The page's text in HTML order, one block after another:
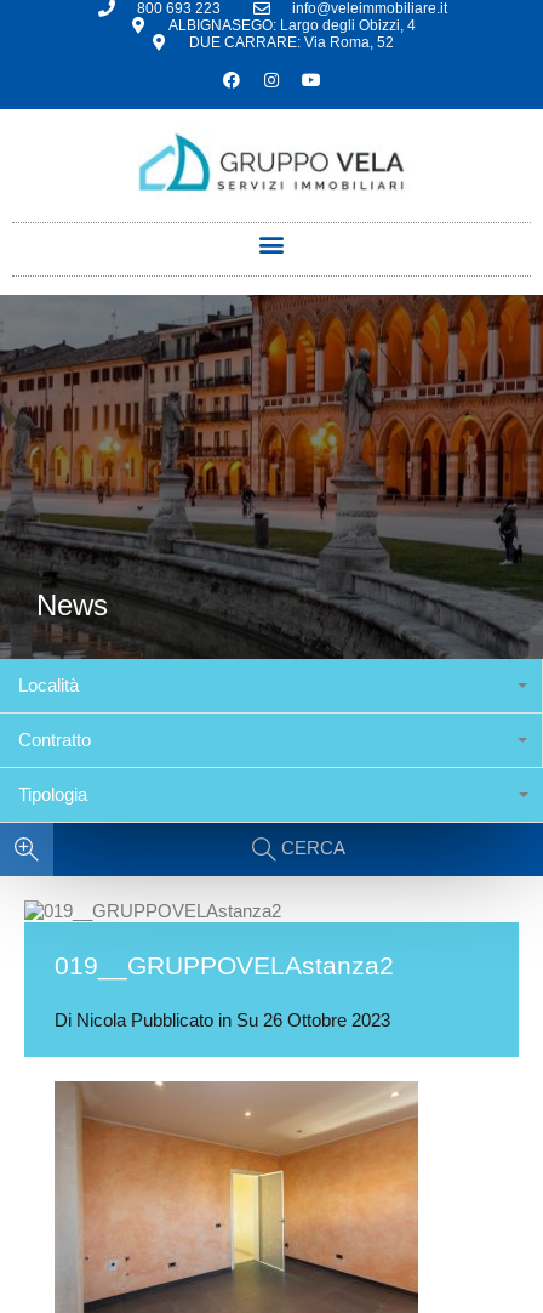
800 693 223
info@veleimmobiliare.it
ALBIGNASEGO: Largo degli Obizzi, 4
DUE CARRARE: Via Roma, 52
News
Località
Contratto
Tipologia
CERCA
019__GRUPPOVELAstanza2
Di Nicola Pubblicato in Su 26 Ottobre 2023